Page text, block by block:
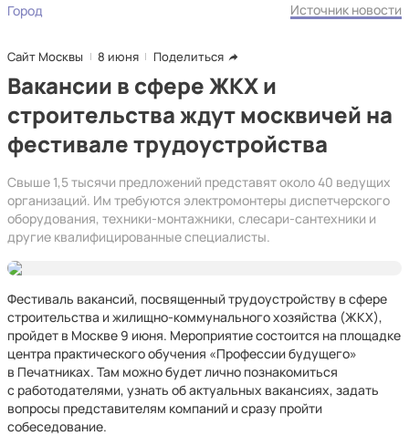
Город Источник новости
Сайт Москвы 8 июня Поделиться
Вакансии в сфере ЖКХ и
строительства ждут москвичей на
фестивале трудоустройства
Свыше 1,5 тысячи предложений представят около 40 ведущих
организаций. Им требуются электромонтеры диспетчерского
оборудования, техники-монтажники, слесари-сантехники и
другие квалифицированные специалисты.
Фестиваль вакансий, посвященный трудоустройству в сфере
строительства и жилищно-коммунального хозяйства (ЖКХ),
пройдет в Москве 9 июня. Мероприятие состоится на площадке
центра практического обучения «Профессии будущего»
в Печатниках. Там можно будет лично познакомиться
с работодателями, узнать об актуальных вакансиях, задать
вопросы представителям компаний и сразу пройти
собеседование.